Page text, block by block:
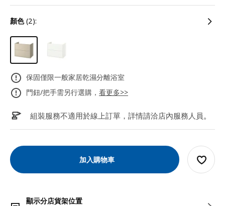
顏色(2):
保固僅限一般家居乾濕分離浴室
門鈕/把手需另行選購， 看更多>>
組裝服務不適用於線上訂單，詳情請洽店內服務人員。
加入購物車
顯示分店貨架位置